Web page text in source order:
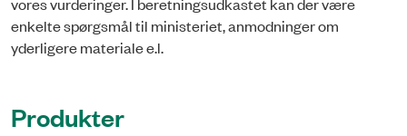
enkelte spørgsmål til ministeriet, anmodninger om
yderligere materiale e.l.
Produkter